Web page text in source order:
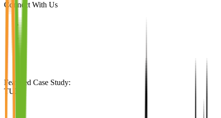
Connect With Us
Featured Case Study:
TUI